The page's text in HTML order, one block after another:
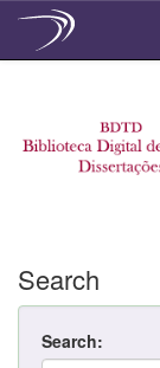
Search
Search: